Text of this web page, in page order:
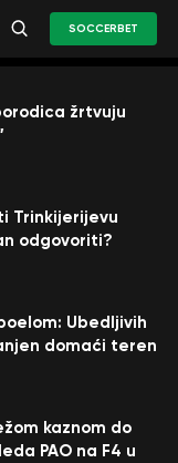
SOCCERBET
žrtvuju
Trinkijerijevu
odgovoriti?
Ubedljivih
domaći teren
kaznom do
PAO na F4 u